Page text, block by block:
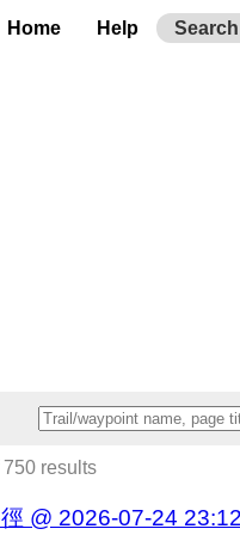
Home Help Search
results
@ 2026-07-24